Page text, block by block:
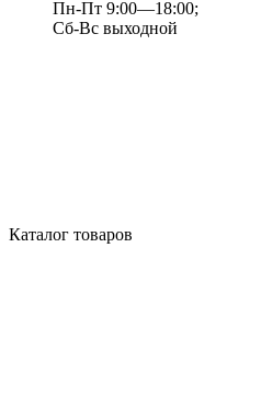
Пн-Пт 9:00—18:00;
Сб-Вс выходной
Каталог товаров